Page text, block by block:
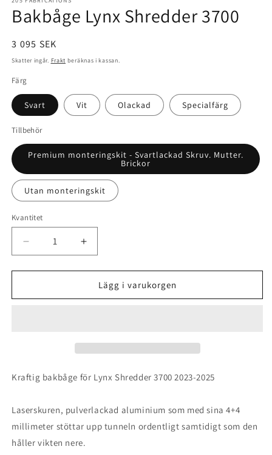
i
modalfönster
Bakbåge Lynx Shredder 3700
Ordinarie
pris
3 095 SEK
Skatter ingår. Frakt beräknas i kassan.
Färg
Svart Vit Olackad Specialfärg
Tillbehör
Premium monteringskit - Svartlackad Skruv. Mutter.
Brickor
Utan monteringskit
Kvantitet
Minska
kvantitet
för
Lynx
Öka
kvantitet
för
Bakbåge
Lynx
Lägg i varukorgen
Kraftig bakbåge för Lynx Shredder 3700 2023-2025
Laserskuren, pulverlackad aluminium som med sina 4+4
millimeter stöttar upp tunneln ordentligt samtidigt som den
håller vikten nere.